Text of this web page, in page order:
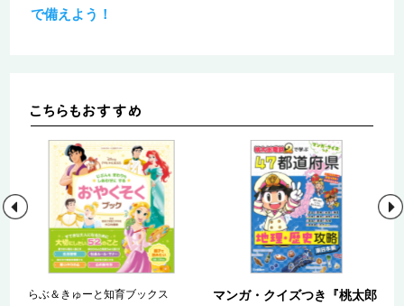
で備えよう！
らぶ＆きゅーと知育ブックス
マンガ・クイズつき『桃太郎